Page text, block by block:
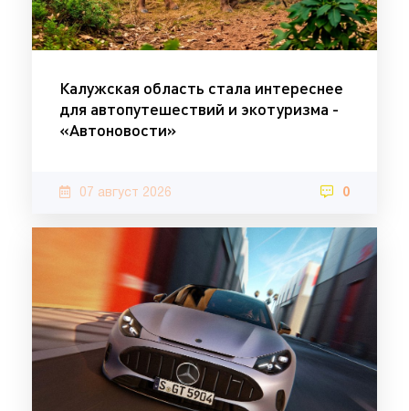
Калужская область стала интереснее
для автопутешествий и экотуризма -
«Автоновости»
07 август 2026 0